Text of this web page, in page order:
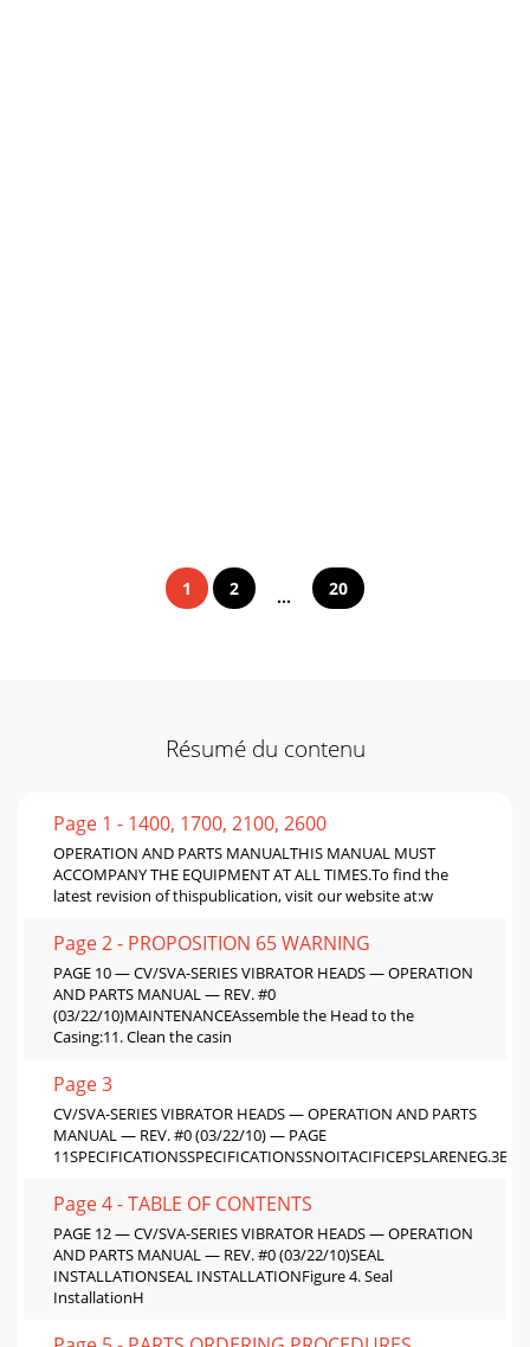
1 2 ... 20
Résumé du contenu
Page 1 - 1400, 1700, 2100, 2600
OPERATION AND PARTS MANUALTHIS MANUAL MUST
ACCOMPANY THE EQUIPMENT AT ALL TIMES.To find the
latest revision of thispublication, visit our website at:w
Page 2 - PROPOSITION 65 WARNING
PAGE 10 — CV/SVA-SERIES VIBRATOR HEADS — OPERATION
AND PARTS MANUAL — REV. #0
(03/22/10)MAINTENANCEAssemble the Head to the
Casing:11. Clean the casin
Page 3
CV/SVA-SERIES VIBRATOR HEADS — OPERATION AND PARTS
MANUAL — REV. #0 (03/22/10) — PAGE
Page 4 - TABLE OF CONTENTS
PAGE 12 — CV/SVA-SERIES VIBRATOR HEADS — OPERATION
AND PARTS MANUAL — REV. #0 (03/22/10)SEAL
INSTALLATIONSEAL INSTALLATIONFigure 4. Seal
InstallationH